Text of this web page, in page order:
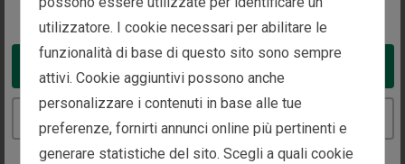
You appear to be in the United States
Take me to the United States website
Continue to the Italy website
L-1246 Luxembourg, Lussemburgo
Chiamaci:
+352 2 786 7320
utilizzatore. I cookie necessari per abilitare le
funzionalità di base di questo sito sono sempre
attivi. Cookie aggiuntivi possono anche
personalizzare i contenuti in base alle tue
preferenze, fornirti annunci online più pertinenti e
generare statistiche del sito. Scegli a quali cookie